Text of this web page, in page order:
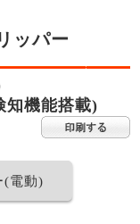
ッパー
機能搭載)
(電動)